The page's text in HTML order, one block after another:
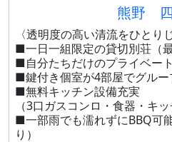
熊野
〈透明度の高い清流をひとり
■一日一組限定の貸切別荘（最
■自分たちだけのプライベー
■鍵付き個室が4部屋でグルー
■無料キッチン設備充実
（3口ガスコンロ・食器・キ
■一部雨でも濡れずにBBQ可
り）